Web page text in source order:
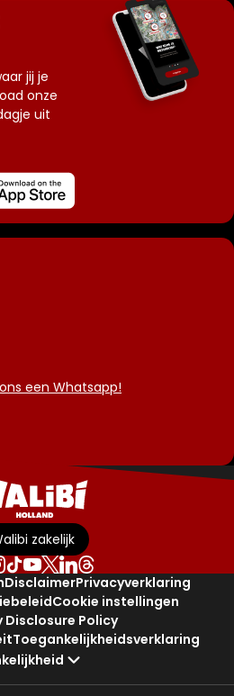
jij je
onze
uit
een Whatsapp!
zakelijk
DisclaimerPrivacyverklaring
Cookie instellingen
Policy
Toegankelijkheidsverklaring